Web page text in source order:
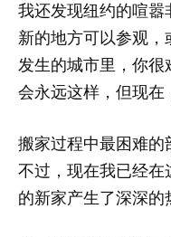
我还发现纽约的喧
新的地方可以参观
发生的城市里，你
会永远这样，但现在
搬家过程中最困难的
不过，现在我已经
的新家产生了深深的